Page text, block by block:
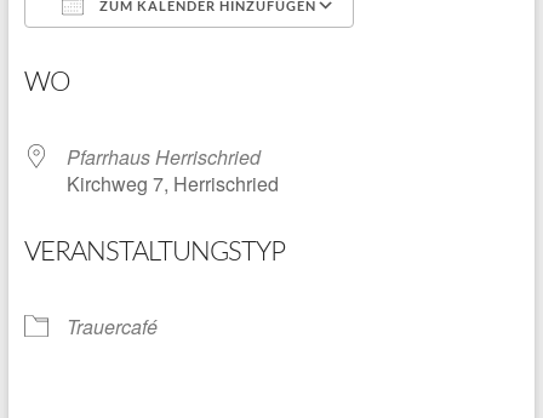
ZUM KALENDER HINZUFÜGEN
WO
Pfarrhaus Herrischried
Kirchweg 7, Herrischried
VERANSTALTUNGSTYP
Trauercafé